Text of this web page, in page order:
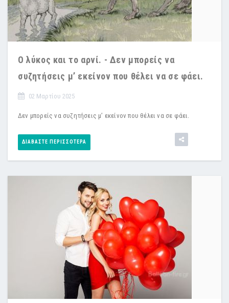
Ο λύκος και το αρνί. - Δεν μπορείς να
συζητήσεις μ’ εκείνον που θέλει να σε φάει.
02 Μαρτίου 2025
Δεν μπορείς να συζητήσεις μ’ εκείνον που θέλει να σε φάει.
ΔΙΑΒΆΣΤΕ ΠΕΡΙΣΣΌΤΕΡΑ